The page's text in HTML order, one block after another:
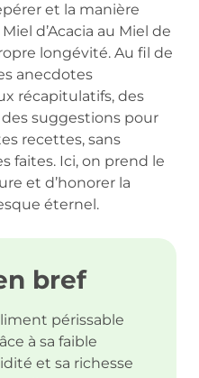
et la manière
d’Acacia au Miel de
longévité. Au fil de
anecdotes
récapitulatifs, des
suggestions pour
recettes, sans
faites. Ici, on prend le
et d’honorer la
éternel.
bref
périssable
à sa faible
et sa richesse